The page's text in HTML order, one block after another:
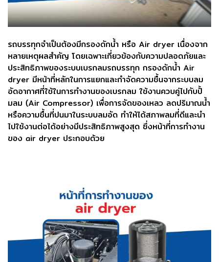
รถบรรทุกจำเป็นต้องมีกรองดักน้ำ หรือ Air dryer เนื่องจาก
หลายเหตุผลสำคัญ โดยเฉพาะเกี่ยวข้องกับความปลอดภัยและ
ประสิทธิภาพของระบบเบรกลมรถบรรทุก กรองดักน้ำ Air
dryer มีหน้าที่หลักในการแยกและกำจัดความชื้นจากระบบลม
อัดอากาศที่ใช้ในการทำงานของเบรกลม ใช้งานควบคู่ไปกับปั้
มลม (Air Compressor) เพื่อการจัดของเหลว ลดปริมาณน้ำ
หรือความชื้นที่ปนมาในระบบลมอัด ทำให้ได้สภาพลมที่ดีและนำ
ไปใช้งานต่อได้อย่างมีประสิทธิภาพสูงสุด ซึ่งหน้าที่การทำงาน
ของ air dryer ประกอบด้วย